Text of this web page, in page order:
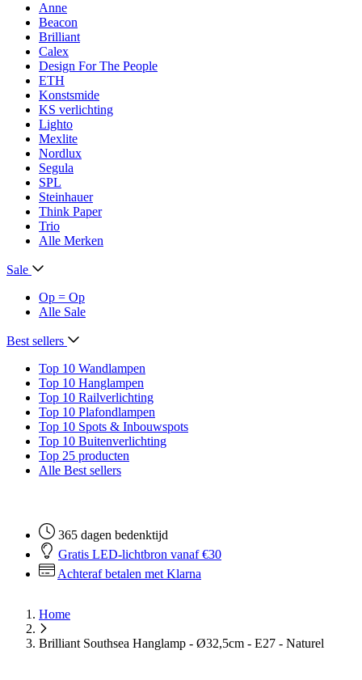
Anne
Beacon
Brilliant
Calex
Design For The People
ETH
Konstsmide
KS verlichting
Lighto
Mexlite
Nordlux
Segula
SPL
Steinhauer
Think Paper
Trio
Alle Merken
Sale
Op = Op
Alle Sale
Best sellers
Top 10 Wandlampen
Top 10 Hanglampen
Top 10 Railverlichting
Top 10 Plafondlampen
Top 10 Spots & Inbouwspots
Top 10 Buitenverlichting
Top 25 producten
Alle Best sellers
365 dagen bedenktijd
Gratis LED-lichtbron vanaf €30
Achteraf betalen met Klarna
Home
Brilliant Southsea Hanglamp - Ø32,5cm - E27 - Naturel